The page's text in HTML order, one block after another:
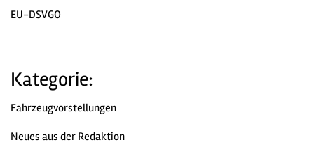
EU-DSVGO
Kategorie:
Fahrzeugvorstellungen
Neues aus der Redaktion